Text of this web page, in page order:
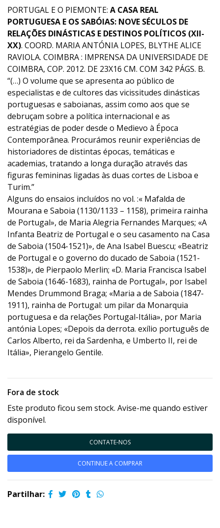
PORTUGAL E O PIEMONTE: A CASA REAL
PORTUGUESA E OS SABÓIAS: NOVE SÉCULOS DE
RELAÇÕES DINÁSTICAS E DESTINOS POLÍTICOS (XII-
XX). COORD. MARIA ANTÓNIA LOPES, BLYTHE ALICE
RAVIOLA. COIMBRA : IMPRENSA DA UNIVERSIDADE DE
COIMBRA, COP. 2012. DE 23X16 CM. COM 342 PÁGS. B.
“(…) O volume que se apresenta ao público de
especialistas e de cultores das vicissitudes dinásticas
portuguesas e saboianas, assim como aos que se
debruçam sobre a política internacional e as
estratégias de poder desde o Medievo à Época
Contemporânea. Procurámos reunir experiências de
historiadores de distintas épocas, temáticas e
academias, tratando a longa duração através das
figuras femininas ligadas às duas cortes de Lisboa e
Turim.”
Alguns do ensaios incluídos no vol. :« Mafalda de
Mourana e Saboia (1130/1133 – 1158), primeira rainha
de Portugal», de Maria Alegria Fernandes Marques; «A
Infanta Beatriz de Portugal e o seu casamento na Casa
de Saboia (1504-1521)», de Ana Isabel Buescu; «Beatriz
de Portugal e o governo do ducado de Saboia (1521-
1538)», de Pierpaolo Merlin; «D. Maria Francisca Isabel
de Saboia (1646-1683), rainha de Portugal», por Isabel
Mendes Drummond Braga; «Maria a de Saboia (1847-
1911), rainha de Portugal: um pilar da Monarquia
portuguesa e da relações Portugal-Itália», por Maria
antónia Lopes; «Depois da derrota. exílio português de
Carlos Alberto, rei da Sardenha, e Umberto II, rei de
Itália», Pierangelo Gentile.
Fora de stock
Este produto ficou sem stock. Avise-me quando estiver
disponível.
CONTATE-NOS
CONTINUE A COMPRAR
Partilhar: